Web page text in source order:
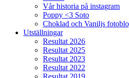
Vår historia på instagram
Poppy <3 Soto
Choklad och Vaniljs
Utställningar
Resultat 2026
Resultat 2025
Resultat 2023
Resultat 2022
Resultat 2019